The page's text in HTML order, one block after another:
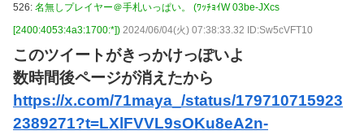
526: 名無しプレイヤー＠手札いっぱい。 (ﾜｯﾁｮｲW 03be-JXcs
[2400:4053:4a3:1700:*]) 2024/06/04(火) 07:38:33.32 ID:Sw5cVFT10
このツイートがきっかけっぽいよ
数時間後ページが消えたから
https://x.com/71maya_/status/179710715923
2389271?t=LXlFVVL9sOKu8eA2n-